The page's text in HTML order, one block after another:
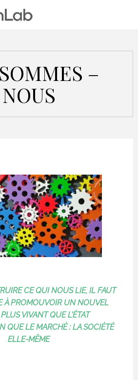
–
NOUS
CE QUI NOUS LIE, IL FAUT
À PROMOUVOIR UN NOUVEL
VIVANT QUE L’ÉTAT
QUE LE MARCHÉ : LA SOCIÉTÉ
ELLE-MÊME